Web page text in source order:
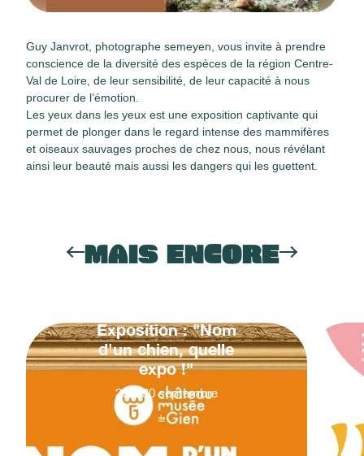
Guy Janvrot, photographe semeyen, vous invite à prendre
conscience de la diversité des espèces de la région Centre-
Val de Loire, de leur sensibilité, de leur capacité à nous
procurer de l’émotion.
Les yeux dans les yeux est une exposition captivante qui
permet de plonger dans le regard intense des mammifères
et oiseaux sauvages proches de chez nous, nous révélant
ainsi leur beauté mais aussi les dangers qui les guettent.
MAIS ENCORE
Exposition : "Nom
d'un chien, quelle
expo !"
20 30 septembre